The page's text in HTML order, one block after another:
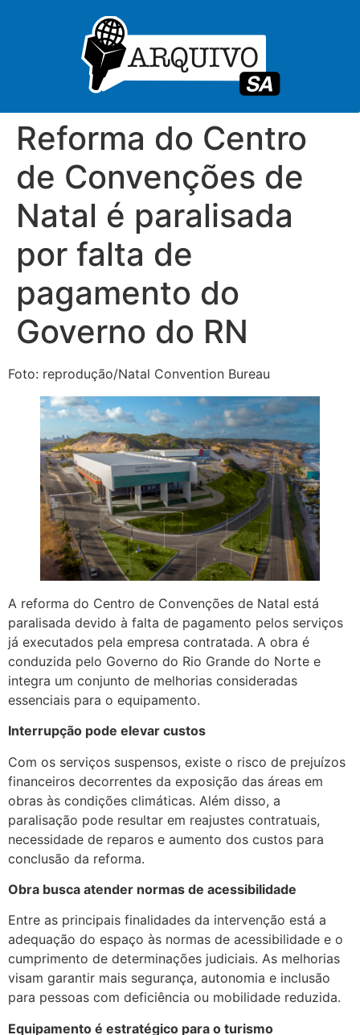
Reforma do Centro
de Convenções de
Natal é paralisada
por falta de
pagamento do
Governo do RN
Foto: reprodução/Natal Convention Bureau
A reforma do Centro de Convenções de Natal está
paralisada devido à falta de pagamento pelos serviços
já executados pela empresa contratada. A obra é
conduzida pelo Governo do Rio Grande do Norte e
integra um conjunto de melhorias consideradas
essenciais para o equipamento.
Interrupção pode elevar custos
Com os serviços suspensos, existe o risco de prejuízos
financeiros decorrentes da exposição das áreas em
obras às condições climáticas. Além disso, a
paralisação pode resultar em reajustes contratuais,
necessidade de reparos e aumento dos custos para
conclusão da reforma.
Obra busca atender normas de acessibilidade
Entre as principais finalidades da intervenção está a
adequação do espaço às normas de acessibilidade e o
cumprimento de determinações judiciais. As melhorias
visam garantir mais segurança, autonomia e inclusão
para pessoas com deficiência ou mobilidade reduzida.
Equipamento é estratégico para o turismo